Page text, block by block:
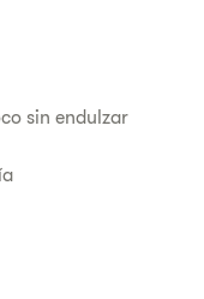
sin endulzar